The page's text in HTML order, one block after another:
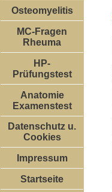
Osteomyelitis
MC-Fragen
Rheuma
HP-
Prüfungstest
Anatomie
Examenstest
Datenschutz u.
Cookies
Impressum
Startseite